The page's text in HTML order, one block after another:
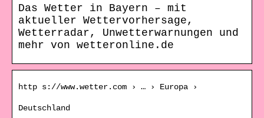
Das Wetter in Bayern – mit
aktueller Wettervorhersage,
Wetterradar, Unwetterwarnungen und
mehr von wetteronline.de
http s://www.wetter.com › … › Europa ›
Deutschland